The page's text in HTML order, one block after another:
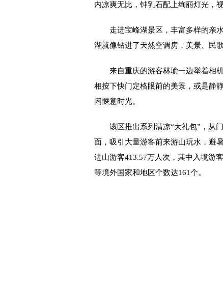
内凉爽无比，钟乳石配上绚丽灯光，
走进宝峰湖景区，丰富多样的亲水
湖就像钻进了天然空调房，美景、民
来自重庆的游客林瑜一边举着相机
相按下快门定格眼前的美景，或是静
闲惬意时光。
该区推出系列清凉“大礼包”，从门
面，吸引大量游客前来游山玩水，避
进山游客413.57万人次，其中入境游
等境外国家和地区个数达161个。